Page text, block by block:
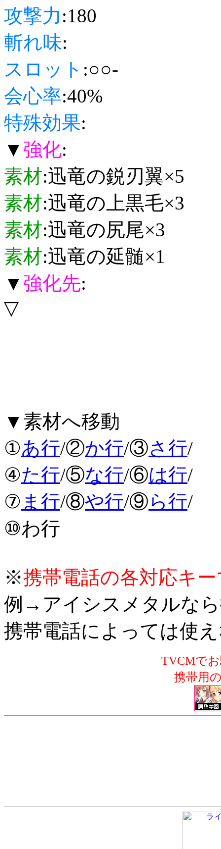
攻撃力 :180
斬れ味:
スロット :○○-
会心率:40%
特殊効果:
▼ 強化:
素材:迅竜の鋭刃翼×5
素材:迅竜の上黒毛×3
素材:迅竜の尻尾×3
素材:迅竜の延髄×1
▼ 強化先:
▽
▼素材へ移動
①あ行/②か行/③さ行/
④た行/⑤な行/⑥は行/
⑦ ま行/⑧や行/⑨ら行/
⑩わ行
※携帯電話の各対応キ
例→アイシスメタルな
携帯電話によっては使
TVCMで
携帯用